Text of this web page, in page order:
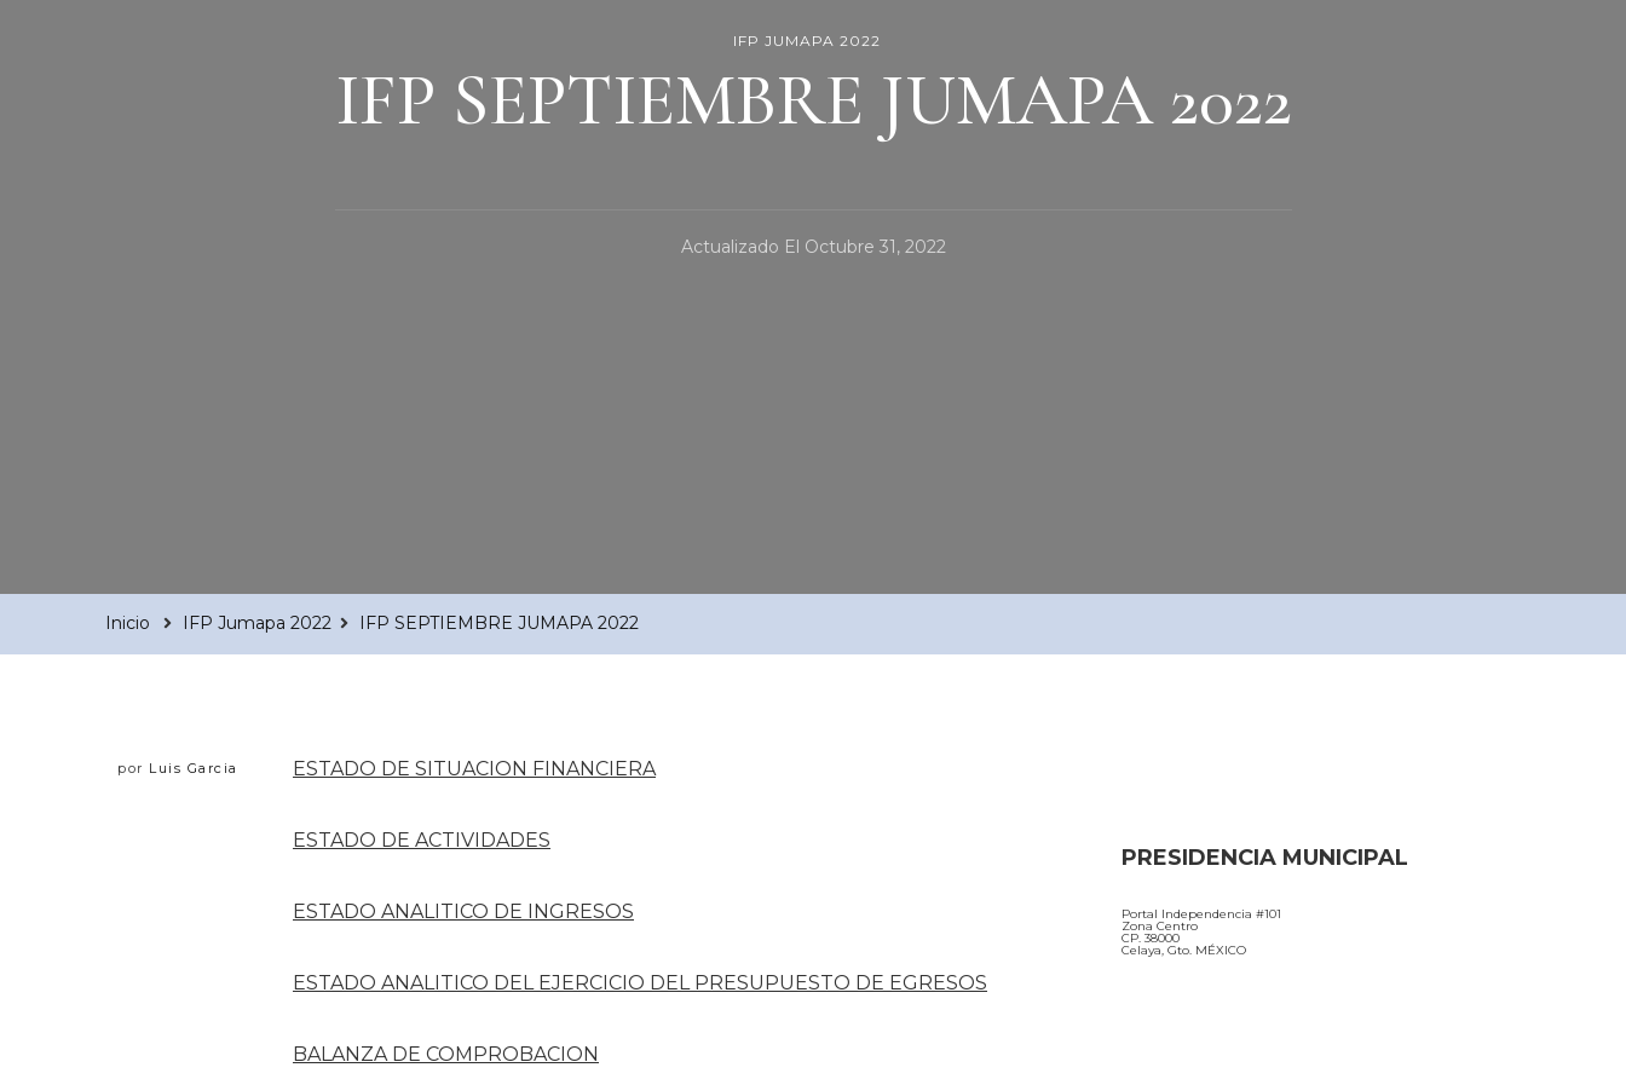
IFP JUMAPA 2022
IFP SEPTIEMBRE JUMAPA 2022
Actualizado El Octubre 31, 2022
Inicio IFP Jumapa 2022 IFP SEPTIEMBRE JUMAPA 2022
por Luis Garcia ESTADO DE SITUACION FINANCIERA
ESTADO DE ACTIVIDADES
ESTADO ANALITICO DE INGRESOS
ESTADO ANALITICO DEL EJERCICIO DEL PRESUPUESTO DE EGRESOS
BALANZA DE COMPROBACION
PRESIDENCIA MUNICIPAL
Portal Independencia #101
Zona Centro
CP. 38000
Celaya, Gto. MÉXICO